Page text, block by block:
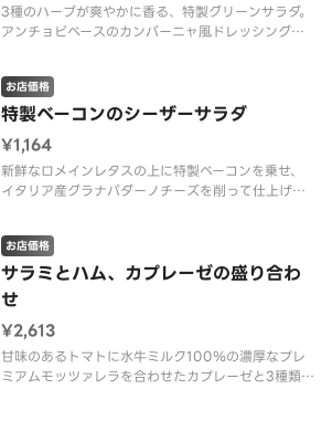
3種のハーブが爽やかに香る、特製グリーンサラダ。
アンチョビベースのカンパーニャ風ドレッシングで
特製ベーコンのシーザーサラダ
お店価格
¥1,164
新鮮なロメインレタスの上に特製ベーコンを乗せ、
イタリア産グラナパダーノチーズを削って仕上げ
【ロメインレタス・特製ベーコン・クルトン・グラ
ナパダーノ・黒胡椒 ※シーザードレッシング】
サラミとハム、カプレーゼの盛り合わ
せ
お店価格
¥2,613
甘味のあるトマトに水牛ミルク100％の濃厚なプレ
ミアムモッツァレラを合わせたカプレーゼと3種類の